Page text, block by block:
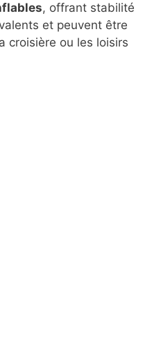
, offrant stabilité
et peuvent être
croisière ou les loisirs